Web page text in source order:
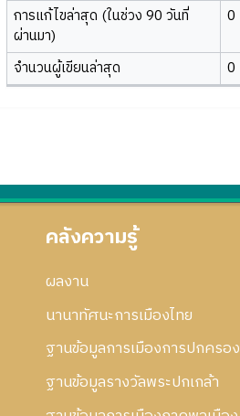
การแก้ไขล่าสุด (ในช่วง 90 วันที่
ผ่านมา)
0
จำนวนผู้เขียนล่าสุด 0
คลังความรู้
ผลงาน
นานาทัศนะการเมืองไทย
ฐานข้อมูลการเมืองการปกครอง
ฐานข้อมูลรางวัลพระปกเกล้า